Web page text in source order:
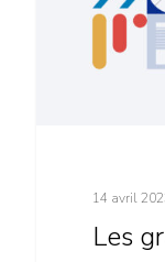
données)
14 avril
Les